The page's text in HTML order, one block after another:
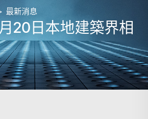
最新消息
20日本地建築界相